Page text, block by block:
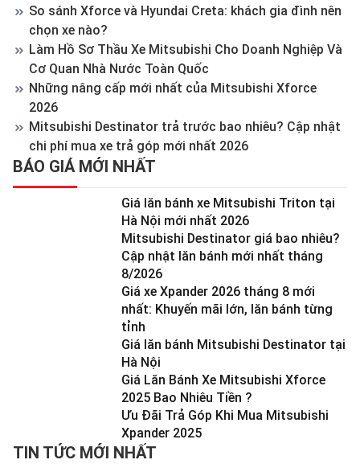
So sánh Xforce và Hyundai Creta: khách gia đình nên
chọn xe nào?
Làm Hồ Sơ Thầu Xe Mitsubishi Cho Doanh Nghiệp Và
Cơ Quan Nhà Nước Toàn Quốc
Những nâng cấp mới nhất của Mitsubishi Xforce
2026
Mitsubishi Destinator trả trước bao nhiêu? Cập nhật
chi phí mua xe trả góp mới nhất 2026
BÁO GIÁ MỚI NHẤT
Giá lăn bánh xe Mitsubishi Triton tại
Hà Nội mới nhất 2026
Mitsubishi Destinator giá bao nhiêu?
Cập nhật lăn bánh mới nhất tháng
8/2026
Giá xe Xpander 2026 tháng 8 mới
nhất: Khuyến mãi lớn, lăn bánh từng
tỉnh
Giá lăn bánh Mitsubishi Destinator tại
Hà Nội
Giá Lăn Bánh Xe Mitsubishi Xforce
2025 Bao Nhiêu Tiền ?
Ưu Đãi Trả Góp Khi Mua Mitsubishi
Xpander 2025
TIN TỨC MỚI NHẤT